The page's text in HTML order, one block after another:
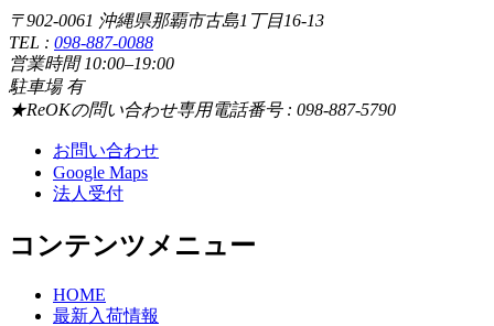
〒902-0061 沖縄県那覇市古島1丁目16-13
TEL : 098-887-0088
営業時間 10:00–19:00
駐車場 有
★ReOKの問い合わせ専用電話番号 : 098-887-5790
お問い合わせ
Google Maps
法人受付
コンテンツメニュー
HOME
最新入荷情報